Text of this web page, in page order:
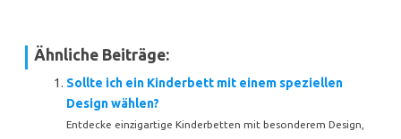
Ähnliche Beiträge:
Sollte ich ein Kinderbett mit einem speziellen
Design wählen?
Entdecke einzigartige Kinderbetten mit besonderem Design,